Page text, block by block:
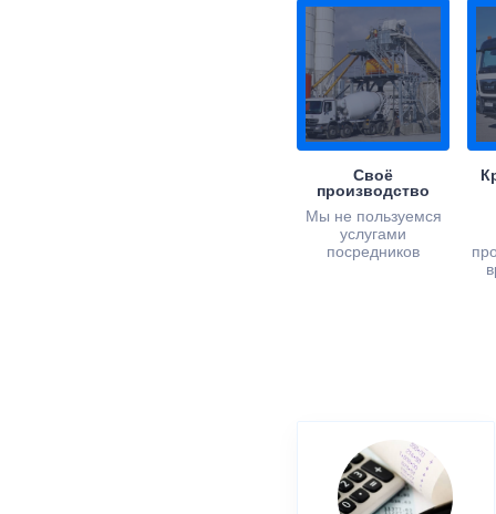
Своё
производство
Мы не пользуемся
услугами
посредников